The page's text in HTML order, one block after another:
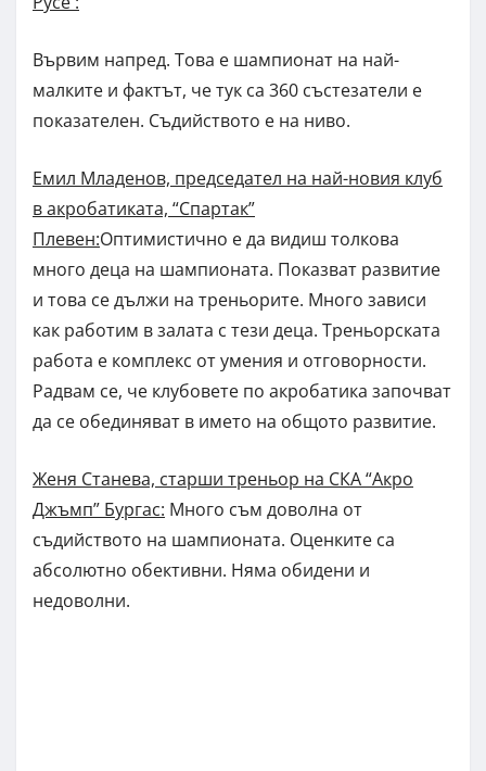
Вървим напред. Това е шампионат на най-
малките и фактът, че тук са 360 състезатели е
показателен. Съдийството е на ниво.
Емил Младенов, председател на най-новия клуб
в акробатиката, “Спартак”
Плевен:Оптимистично е да видиш толкова
много деца на шампионата. Показват развитие
и това се дължи на треньорите. Много зависи
как работим в залата с тези деца. Треньорската
работа е комплекс от умения и отговорности.
Радвам се, че клубовете по акробатика започват
да се обединяват в името на общото развитие.
Женя Станева, старши треньор на СКА “Акро
Джъмп” Бургас: Много съм доволна от
съдийството на шампионата. Оценките са
абсолютно обективни. Няма обидени и
недоволни.